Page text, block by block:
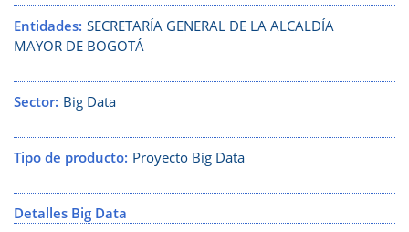
Entidades SECRETARÍA GENERAL DE LA ALCALDÍA
MAYOR DE BOGOTÁ
Sector Big Data
Tipo de producto Proyecto Big Data
Detalles Big Data